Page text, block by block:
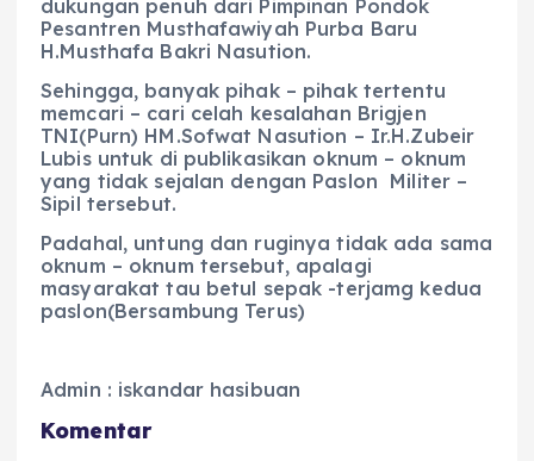
dukungan penuh dari Pimpinan Pondok
Pesantren Musthafawiyah Purba Baru
H.Musthafa Bakri Nasution.
Sehingga, banyak pihak – pihak tertentu
memcari – cari celah kesalahan Brigjen
TNI(Purn) HM.Sofwat Nasution – Ir.H.Zubeir
Lubis untuk di publikasikan oknum – oknum
yang tidak sejalan dengan Paslon Militer –
Sipil tersebut.
Padahal, untung dan ruginya tidak ada sama
oknum – oknum tersebut, apalagi
masyarakat tau betul sepak -terjamg kedua
paslon(Bersambung Terus)
Admin : iskandar hasibuan
Komentar